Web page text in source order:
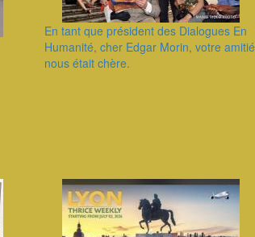
En tant que président des Dialogues En
Humanité, cher Edgar Morin, votre amitié
nous était chère.